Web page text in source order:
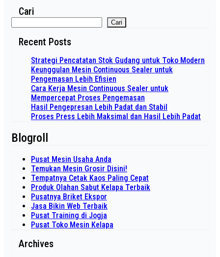
Cari
Cari
Recent Posts
Strategi Pencatatan Stok Gudang untuk Toko Modern
Keunggulan Mesin Continuous Sealer untuk
Pengemasan Lebih Efisien
Cara Kerja Mesin Continuous Sealer untuk
Mempercepat Proses Pengemasan
Hasil Pengepresan Lebih Padat dan Stabil
Proses Press Lebih Maksimal dan Hasil Lebih Padat
Blogroll
Pusat Mesin Usaha Anda
Temukan Mesin Grosir Disini!
Tempatnya Cetak Kaos Paling Cepat
Produk Olahan Sabut Kelapa Terbaik
Pusatnya Briket Ekspor
Jasa Bikin Web Terbaik
Pusat Training di Jogja
Pusat Toko Mesin Kelapa
Archives